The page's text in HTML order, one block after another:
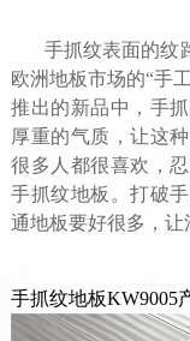
手抓纹表面的纹
欧洲地板市场的“手
推出的新品中，手
厚重的气质，让这
很多人都很喜欢，
手抓纹地板。打破
通地板要好很多，让
手抓纹地板KW9005